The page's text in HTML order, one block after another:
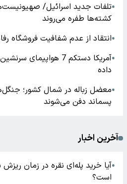
●تلفات جدید اسرائیل/
کشته‌ها طفره می‌روند
●انتقاد از عدم شفافیت فروشگاه
●
آمریکا دستکم 7
داده
●معضل زباله در شمال کشور؛
پسماند دفن می‌شوند
آخرین اخبار
●آیا خرید پله‌ای نقره در زمان ریزش
است؟